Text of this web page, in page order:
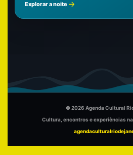
Explorar a noite
© 2026 Agenda Cultural
Cultura, encontros e experiências